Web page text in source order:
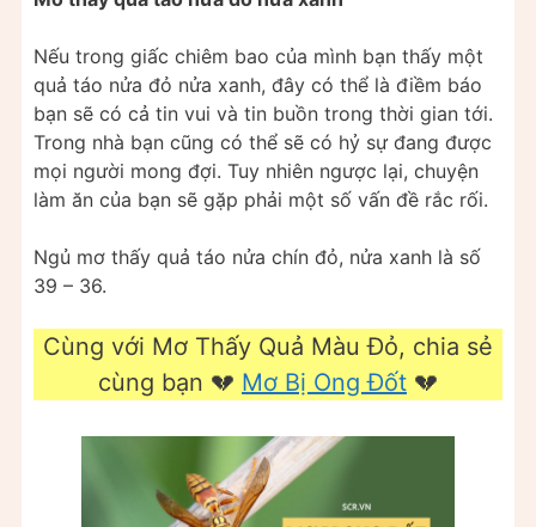
Nếu trong giấc chiêm bao của mình bạn thấy một
quả táo nửa đỏ nửa xanh, đây có thể là điềm báo
bạn sẽ có cả tin vui và tin buồn trong thời gian tới.
Trong nhà bạn cũng có thể sẽ có hỷ sự đang được
mọi người mong đợi. Tuy nhiên ngược lại, chuyện
làm ăn của bạn sẽ gặp phải một số vấn đề rắc rối.
Ngủ mơ thấy quả táo nửa chín đỏ, nửa xanh là số
39 – 36.
Cùng với Mơ Thấy Quả Màu Đỏ, chia sẻ
cùng bạn 💔 Mơ Bị Ong Đốt 💔